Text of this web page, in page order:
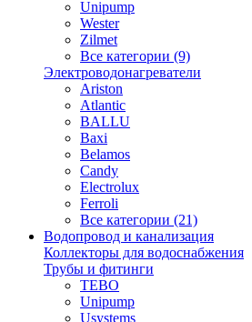
Unipump
Wester
Zilmet
Все категории (9)
Электроводонагреватели
Ariston
Atlantic
BALLU
Baxi
Belamos
Candy
Electrolux
Ferroli
Все категории (21)
Водопровод и канализация
Коллекторы для водоснабжения
Трубы и фитинги
TEBO
Unipump
Usystems